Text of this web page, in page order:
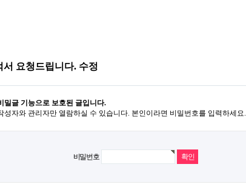
서 요청드립니다. 수정
밀글 기능으로 보호된 글입니다.
성자와 관리자만 열람하실 수 있습니다. 본인이라면 비밀번호를 입력하세요.
비밀번호